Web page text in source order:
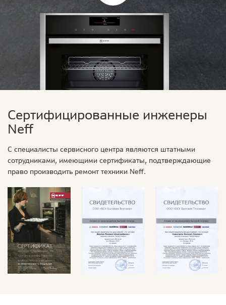
Сертифицированные инженеры
Neff
С специалисты сервисного центра являются штатными
сотрудниками, имеющими сертификаты, подтверждающие
право производить ремонт техники Neff.